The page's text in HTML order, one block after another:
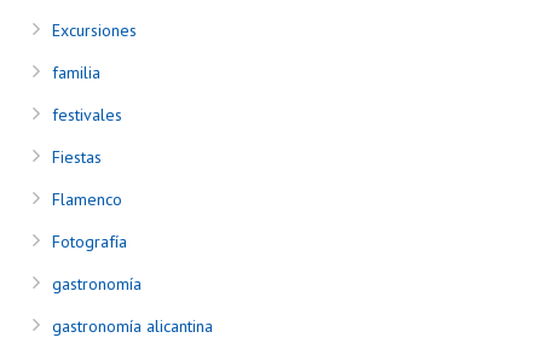
Excursiones
familia
festivales
Fiestas
Flamenco
Fotografía
gastronomía
gastronomía alicantina